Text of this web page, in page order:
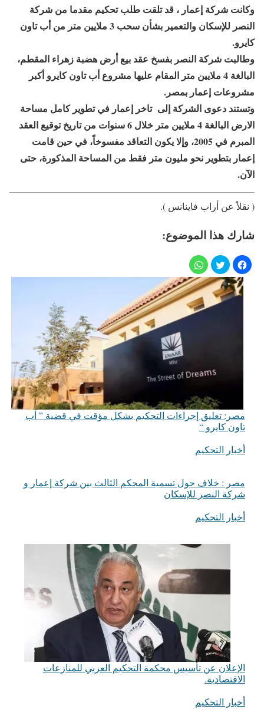
وكانت شركة إعمار ، قد تلقت طلب تحكيم مقدما من شركة
النصر للإسكان والتعمير بشأن سحب 3 ملايين متر من أب تاون
كايرو.
وطالبت شركة النصر بفسخ عقد بيع أرض هضبة زهراء المقطم،
البالغة 4 ملايين متر المقام عليها مشروع أب تاون كايرو أكبر
مشروعات إعمار بمصر.
وتستند دعوى الشركة إلى تاخر إعمار في تطوير كامل مساحة
الارض البالغة 4 ملايين متر خلال 6 سنوات من تاريخ توقيع العقد
المبرم في 2005، وإلا يكون التعاقد مفسوخاً، في حين قامت
إعمار بتطوير نحو مليون متر فقط من المساحة المذكورة، حتى
الآن.
( نقلاً عن أراب فاينانس ).
شارك هذا الموضوع:
مصر: تعليق إجراءات التحكيم بشكل مؤقت في قضية ” أب
تاون كايرو “
في ما يتعلق بما يأتي
أخبار التحكيم
مصر : خلاف حول تسمية المحكم الثالث بين شركة إعمار و
شركة النصر للإسكان
في ما يتعلق بما يأتي
أخبار التحكيم
الإعلان عن تأسيس محكمة التحكيم العربي للمنازعات
الاقتصادية.
في ما يتعلق بما يأتي
أخبار التحكيم